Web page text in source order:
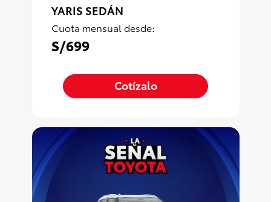
YARIS SEDÁN
Cuota mensual desde:
S/699
Cotízalo